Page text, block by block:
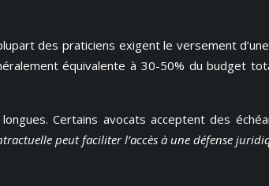
des praticiens exigent le versement
équivalente à 30-50% du budget
Certains avocats acceptent des
peut faciliter l’accès à une défense